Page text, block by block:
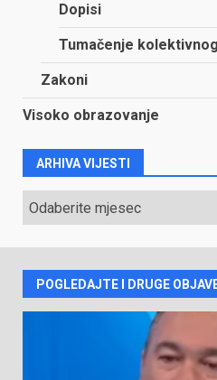
Dopisi
Tumačenje
Zakoni
Visoko obrazovanje
ARHIVA VIJESTI
ARHIVA
VIJESTI
POGLEDAJTE I DRUGE